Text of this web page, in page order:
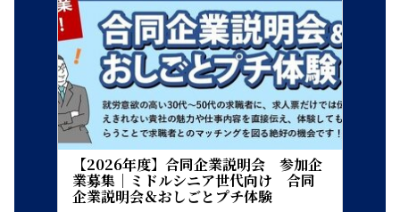
【2026年度】合同企業説明会 参加企
業募集｜ミドルシニア世代向け 合同
企業説明会＆おしごとプチ体験